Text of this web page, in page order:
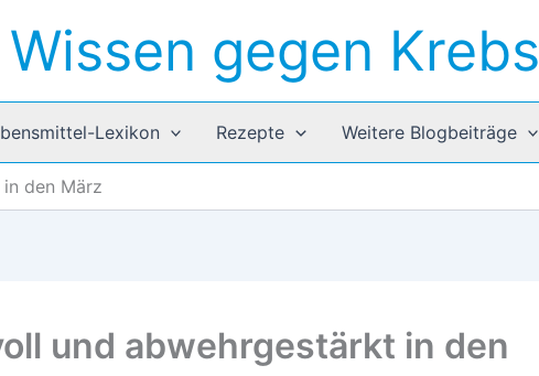
gegen Krebs
Lexikon Rezepte Weitere Blogbeiträge
den März
und abwehrgestärkt in den